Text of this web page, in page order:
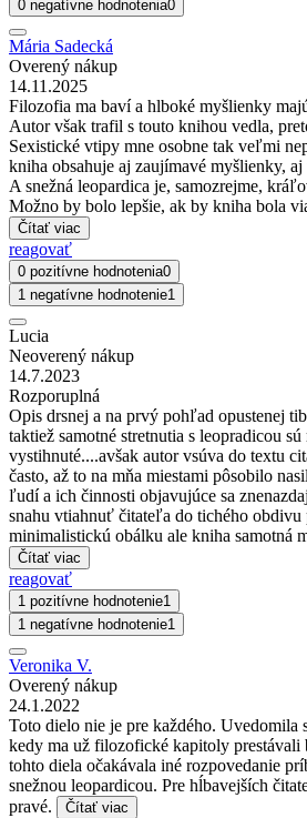
0 negatívne hodnotenia0
Mária Sadecká
Overený nákup
14.11.2025
Filozofia ma baví a hlboké myšlienky
Autor však trafil s touto knihou vedla,
Sexistické vtipy mne osobne tak veľmi
kniha obsahuje aj zaujímavé myšlienky, aj
A snežná leopardica je, samozrejme,
Možno by bolo lepšie, ak by kniha bola
Čítať viac
reagovať
0 pozitívne hodnotenia0
1 negatívne hodnotenie1
Lucia
Neoverený nákup
14.7.2023
Rozporuplná
Opis drsnej a na prvý pohľad opustenej
taktiež samotné stretnutia s leopradicou
vystihnuté....avšak autor vsúva do textu
často, až to na mňa miestami pôsobilo
ľudí a ich činnosti objavujúce sa
snahu vtiahnuť čitateľa do tichého
minimalistickú obálku ale kniha samotná
Čítať viac
reagovať
1 pozitívne hodnotenie1
1 negatívne hodnotenie1
Veronika V.
Overený nákup
24.1.2022
Toto dielo nie je pre každého.
kedy ma už filozofické kapitoly prestávali
tohto diela očakávala iné rozpovedanie
snežnou leopardicou. Pre hĺbavejších
pravé.
Čítať viac